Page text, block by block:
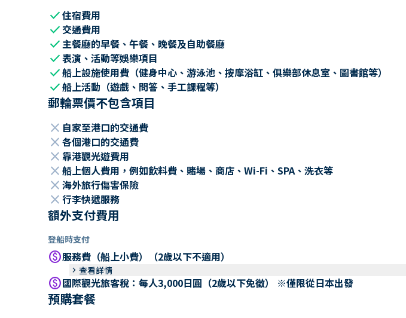
check住宿費用
check 交通費用
check主餐廳的早餐、午餐、晚餐及自助餐廳
check表演、活動等娛樂項目
check船上設施使用費（健身中心、游泳池、按摩浴缸、俱樂部休息室、圖書館等）
check船上活動（遊戲、問答、手工課程等）
郵輪票價不包含項目
close 自家至港口的交通費
close 各個港口的交通費
close 靠港觀光遊費用
close 船上個人費用，例如飲料費、賭場、商店、Wi-Fi、SPA、洗衣等
close 海外旅行傷害保險
close 行李快遞服務
額外支付費用
登船時支付
paid服務費（船上小費）（2歲以下不適用）
keyboard_arrow_right 查看詳情
paid國際觀光旅客稅：每人3,000日圓（2歲以下免徵） ※僅限從日本出發
預購套餐